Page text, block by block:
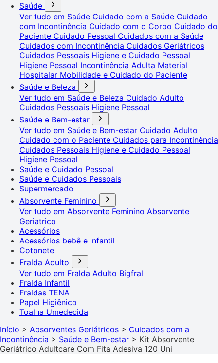
Saúde
Ver tudo em Saúde Cuidado com a Saúde Cuidado
com Incontinência Cuidado com o Corpo Cuidado do
Paciente Cuidado Pessoal Cuidados com a Saúde
Cuidados com Incontinência Cuidados Geriátricos
Cuidados Pessoais Higiene e Cuidado Pessoal
Higiene Pessoal Incontinência Adulta Material
Hospitalar Mobilidade e Cuidado do Paciente
Saúde e Beleza
Ver tudo em Saúde e Beleza Cuidado Adulto
Cuidados Pessoais Higiene Pessoal
Saúde e Bem-estar
Ver tudo em Saúde e Bem-estar Cuidado Adulto
Cuidado com o Paciente Cuidados para Incontinência
Cuidados Pessoais Higiene e Cuidado Pessoal
Higiene Pessoal
Saúde e Cuidado Pessoal
Saúde e Cuidados Pessoais
Supermercado
Absorvente Feminino
Ver tudo em Absorvente Feminino Absorvente
Geriatrico
Acessórios
Acessórios bebê e Infantil
Cotonete
Fralda Adulto
Ver tudo em Fralda Adulto Bigfral
Fralda Infantil
Fraldas TENA
Papel Higiênico
Toalha Umedecida
Início > Absorventes Geriátricos > Cuidados com a
Incontinência > Saúde e Bem-estar > Kit Absorvente
Geriátrico Adultcare Com Fita Adesiva 120 Uni